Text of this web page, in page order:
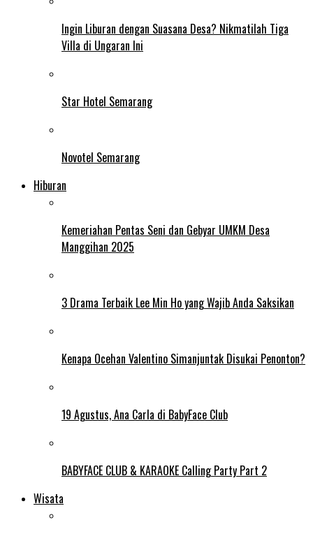
Ingin Liburan dengan Suasana Desa? Nikmatilah Tiga
Villa di Ungaran Ini
Star Hotel Semarang
Novotel Semarang
Hiburan
Kemeriahan Pentas Seni dan Gebyar UMKM Desa
Manggihan 2025
3 Drama Terbaik Lee Min Ho yang Wajib Anda Saksikan
Kenapa Ocehan Valentino Simanjuntak Disukai Penonton?
19 Agustus, Ana Carla di BabyFace Club
BABYFACE CLUB & KARAOKE Calling Party Part 2
Wisata